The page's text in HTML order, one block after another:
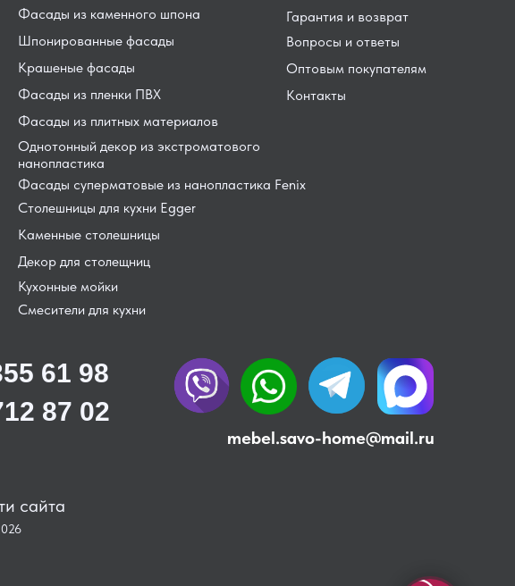
87 02
сайта
61 98
Гарантия и возврат
Оптовым покупателям
Контакты
Вопросы и ответы
Каменные столешницы
Столешницы для кухни Egger
Декор для столещниц
Шпонированные фасады
Фасады из каменного шпона
Крашеные фасады
Фасады из пленки ПВХ
Фасады из плитных материалов
Однотонный декор из экстроматового
нанопластика
Фасады суперматовые из нанопластика Fenix
Кухонные мойки
Смесители для кухни
mebel.savo-home@mail.ru